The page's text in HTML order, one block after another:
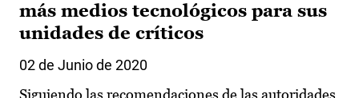
más medios tecnológicos para sus
unidades de críticos
02 de Junio de 2020
Siguiendo las recomendaciones de las autoridades